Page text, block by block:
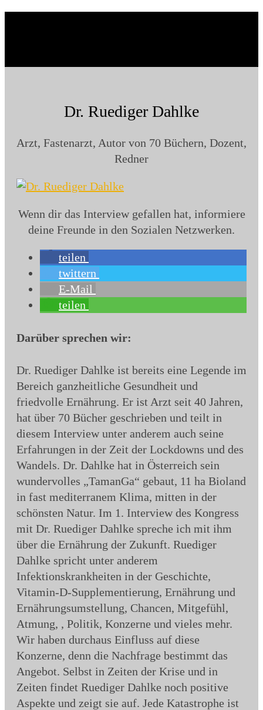
Dr. Ruediger Dahlke
Arzt, Fastenarzt, Autor von 70 Büchern, Dozent,
Redner
Wenn dir das Interview gefallen hat, informiere
deine Freunde in den Sozialen Netzwerken.
teilen
twittern
E-Mail
teilen
Darüber sprechen wir:
Dr. Ruediger Dahlke ist bereits eine Legende im
Bereich ganzheitliche Gesundheit und
friedvolle Ernährung. Er ist Arzt seit 40 Jahren,
hat über 70 Bücher geschrieben und teilt in
diesem Interview unter anderem auch seine
Erfahrungen in der Zeit der Lockdowns und des
Wandels. Dr. Dahlke hat in Österreich sein
wundervolles „TamanGa“ gebaut, 11 ha Bioland
in fast mediterranem Klima, mitten in der
schönsten Natur. Im 1. Interview des Kongress
mit Dr. Ruediger Dahlke spreche ich mit ihm
über die Ernährung der Zukunft. Ruediger
Dahlke spricht unter anderem
Infektionskrankheiten in der Geschichte,
Vitamin-D-Supplementierung, Ernährung und
Ernährungsumstellung, Chancen, Mitgefühl,
Atmung, , Politik, Konzerne und vieles mehr.
Wir haben durchaus Einfluss auf diese
Konzerne, denn die Nachfrage bestimmt das
Angebot. Selbst in Zeiten der Krise und in
Zeiten findet Ruediger Dahlke noch positive
Aspekte und zeigt sie auf. Jede Katastrophe ist